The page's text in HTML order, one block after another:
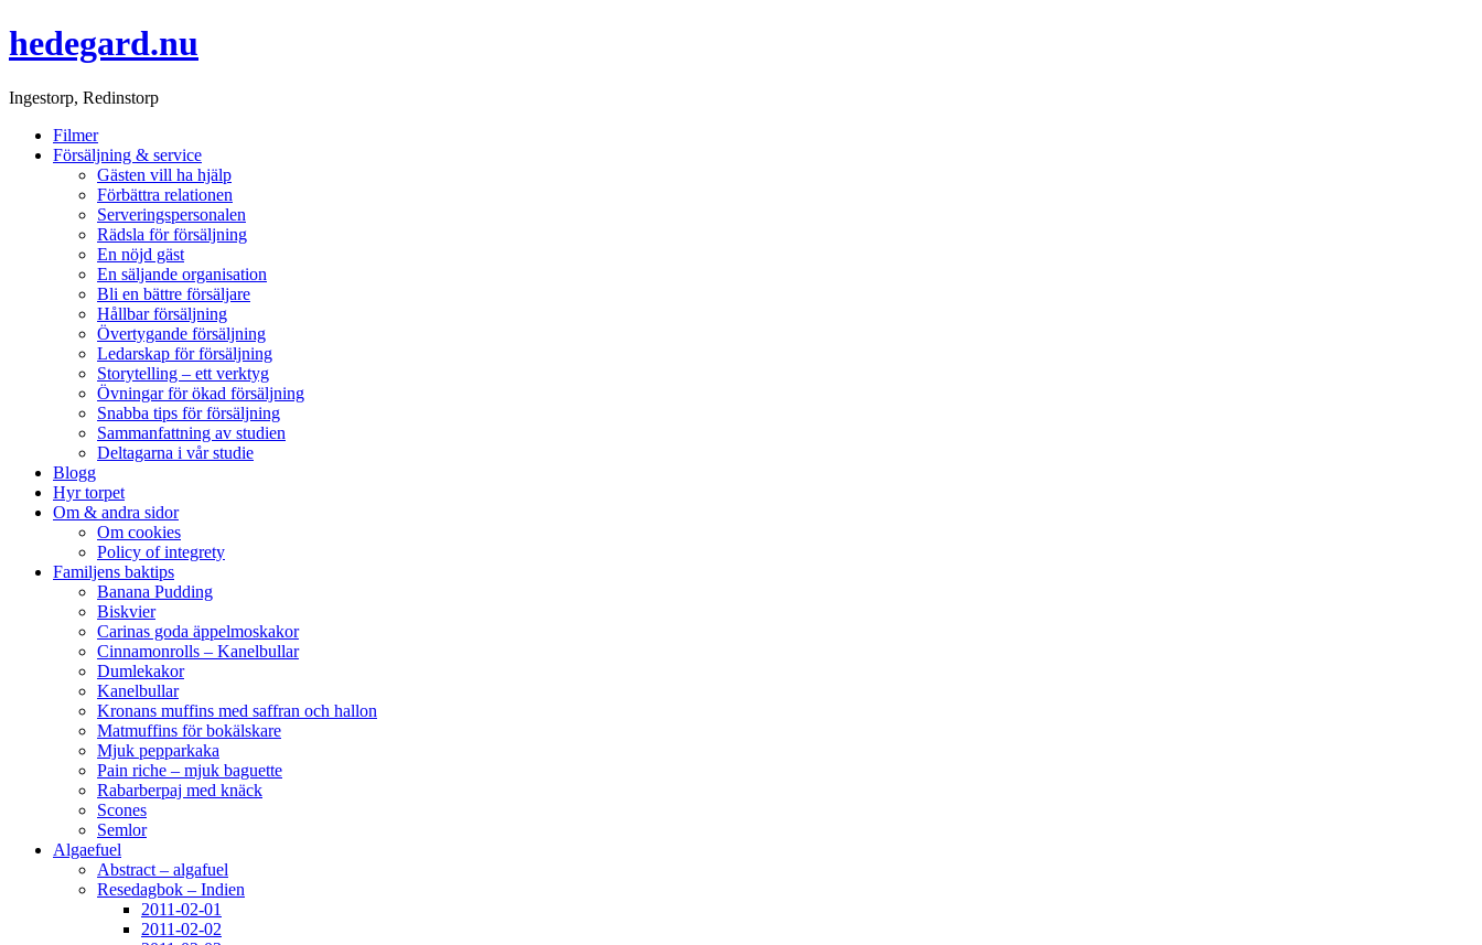
hedegard.nu
Ingestorp, Redinstorp
Filmer
Försäljning & service
Gästen vill ha hjälp
Förbättra relationen
Serveringspersonalen
Rädsla för försäljning
En nöjd gäst
En säljande organisation
Bli en bättre försäljare
Hållbar försäljning
Övertygande försäljning
Ledarskap för försäljning
Storytelling – ett verktyg
Övningar för ökad försäljning
Snabba tips för försäljning
Sammanfattning av studien
Deltagarna i vår studie
Blogg
Hyr torpet
Om & andra sidor
Om cookies
Policy of integrety
Familjens baktips
Banana Pudding
Biskvier
Carinas goda äppelmoskakor
Cinnamonrolls – Kanelbullar
Dumlekakor
Kanelbullar
Kronans muffins med saffran och hallon
Matmuffins för bokälskare
Mjuk pepparkaka
Pain riche – mjuk baguette
Rabarberpaj med knäck
Scones
Semlor
Algaefuel
Abstract – algafuel
Resedagbok – Indien
2011-02-01
2011-02-02